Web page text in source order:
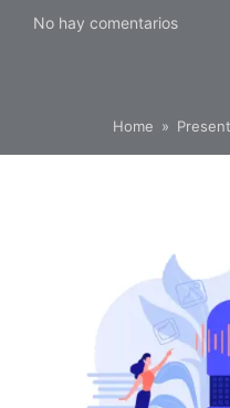
No hay comentarios
Home »